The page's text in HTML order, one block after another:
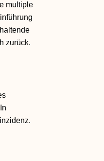
multiple
zurück.